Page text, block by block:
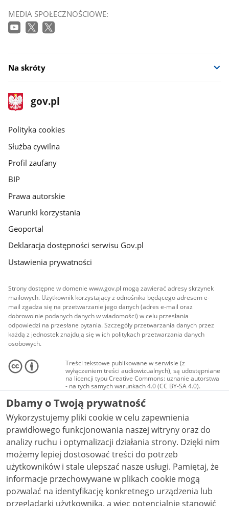
MEDIA SPOŁECZNOŚCIOWE:
Na skróty
stopka
gov.pl
Strona
gov.pl
gov.pl
Polityka cookies
Służba cywilna
Profil zaufany
BIP
Prawa autorskie
Warunki korzystania
Geoportal
Deklaracja dostępności serwisu Gov.pl
Ustawienia prywatności
Strony dostępne w domenie www.gov.pl mogą zawierać adresy skrzynek
mailowych. Użytkownik korzystający z odnośnika będącego adresem e-
mail zgadza się na przetwarzanie jego danych (adres e-mail oraz
dobrowolnie podanych danych w wiadomości) w celu przesłania
odpowiedzi na przesłane pytania. Szczegóły przetwarzania danych przez
każdą z jednostek znajdują się w ich politykach przetwarzania danych
osobowych.
Treści tekstowe publikowane w serwisie (z
wyłączeniem treści audiowizualnych), są udostępniane
na licencji typu Creative Commons: uznanie autorstwa
- na tych samych warunkach 4.0 (CC BY-SA 4.0).
Materiały audiowizualne, w tym zdjęcia, materiały
audio i wideo, są udostępniane na licencji typu
Creative Commons: uznanie autorstwa użycie
niekomercyjne - bez utworów zależnych 4.0 (CC BY-
NC-ND 4.0), o ile nie jest to stwierdzone inaczej.
Dbamy o Twoją prywatność
Wykorzystujemy pliki cookie w celu zapewnienia
prawidłowego funkcjonowania naszej witryny oraz do
analizy ruchu i optymalizacji działania strony. Dzięki nim
możemy lepiej dostosować treści do potrzeb
użytkowników i stale ulepszać nasze usługi. Pamiętaj, że
informacje przechowywane w plikach cookie mogą
pozwalać na identyfikację konkretnego urządzenia lub
przeglądarki użytkownika, a więc potencjalnie stanowić